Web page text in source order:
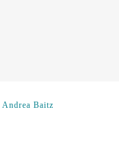
Andrea Baitz